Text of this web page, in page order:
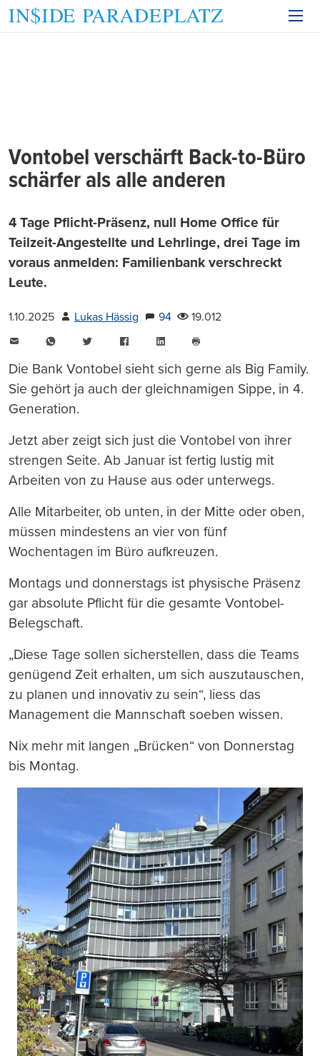
Vontobel verschärft Back-to-Büro
schärfer als alle anderen
4 Tage Pflicht-Präsenz, null Home Office für
Teilzeit-Angestellte und Lehrlinge, drei Tage im
voraus anmelden: Familienbank verschreckt
Leute.
1.10.2025 Lukas Hässig 94
19.012
WhatsAppTwitter FacebookLinkedIn
Die Bank Vontobel sieht sich gerne als Big Family.
Sie gehört ja auch der gleichnamigen Sippe, in 4.
Generation.
Jetzt aber zeigt sich just die Vontobel von ihrer
strengen Seite. Ab Januar ist fertig lustig mit
Arbeiten von zu Hause aus oder unterwegs.
Alle Mitarbeiter, ob unten, in der Mitte oder oben,
müssen mindestens an vier von fünf
Wochentagen im Büro aufkreuzen.
Montags und donnerstags ist physische Präsenz
gar absolute Pflicht für die gesamte Vontobel-
Belegschaft.
„Diese Tage sollen sicherstellen, dass die Teams
genügend Zeit erhalten, um sich auszutauschen,
zu planen und innovativ zu sein“, liess das
Management die Mannschaft soeben wissen.
Nix mehr mit langen „Brücken“ von Donnerstag
bis Montag.